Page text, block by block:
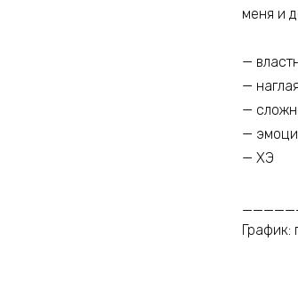
меня и
—
—
—
—
— ХЭ